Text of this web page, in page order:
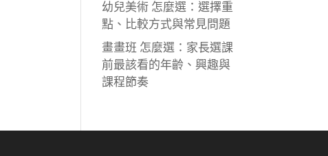
幼兒美術 怎麼選：選擇重
點、比較方式與常見問題
畫畫班 怎麼選：家長選課
前最該看的年齡、興趣與
課程節奏